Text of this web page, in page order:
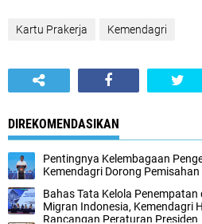
Kartu Prakerja Kemendagri
DIREKOMENDASIKAN
Pentingnya Kelembagaan
Kemendagri Dorong
Bahas Tata Kelola
Migran Indonesia, Kemendagri
Rancangan Peraturan Presiden